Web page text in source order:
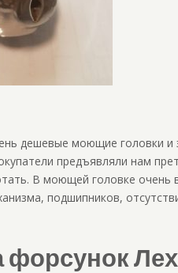
дешевые моющие головки и
предъявляли нам
В моющей головке очень
подшипников,
форсунок